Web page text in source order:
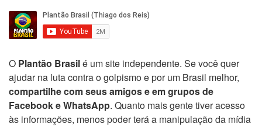
O Plantão Brasilé um site independente. Se você quer
ajudar na luta contra o golpismo e por um Brasil melhor,
compartilhe com seus amigos e em grupos de
Facebook e WhatsApp. Quanto mais gente tiver acesso
às informações, menos poder terá a manipulação da mídia